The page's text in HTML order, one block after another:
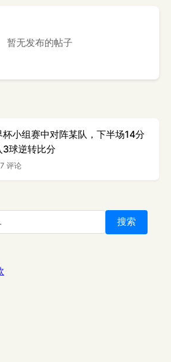
暂无发布的帖子
杯小组赛中对阵某队，下半场14分
球逆转比分
评论
搜索